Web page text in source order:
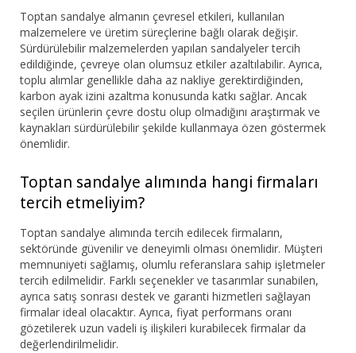
Toptan sandalye almanın çevresel etkileri, kullanılan
malzemelere ve üretim süreçlerine bağlı olarak değişir.
Sürdürülebilir malzemelerden yapılan sandalyeler tercih
edildiğinde, çevreye olan olumsuz etkiler azaltılabilir. Ayrıca,
toplu alımlar genellikle daha az nakliye gerektirdiğinden,
karbon ayak izini azaltma konusunda katkı sağlar. Ancak
seçilen ürünlerin çevre dostu olup olmadığını araştırmak ve
kaynakları sürdürülebilir şekilde kullanmaya özen göstermek
önemlidir.
Toptan sandalye alımında hangi firmaları
tercih etmeliyim?
Toptan sandalye alımında tercih edilecek firmaların,
sektöründe güvenilir ve deneyimli olması önemlidir. Müşteri
memnuniyeti sağlamış, olumlu referanslara sahip işletmeler
tercih edilmelidir. Farklı seçenekler ve tasarımlar sunabilen,
ayrıca satış sonrası destek ve garanti hizmetleri sağlayan
firmalar ideal olacaktır. Ayrıca, fiyat performans oranı
gözetilerek uzun vadeli iş ilişkileri kurabilecek firmalar da
değerlendirilmelidir.